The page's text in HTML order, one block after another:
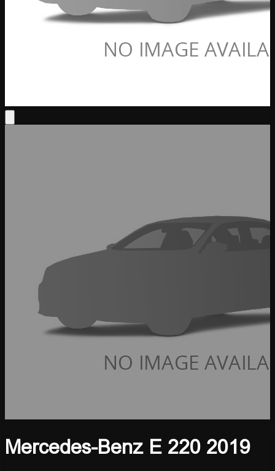
Mercedes-Benz E 220 2019